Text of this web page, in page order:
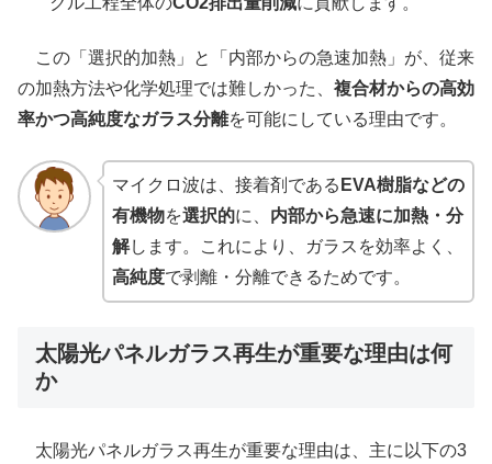
この「選択的加熱」と「内部からの急速加熱」が、従来
の加熱方法や化学処理では難しかった、 複合材からの高効
率かつ高純度なガラス分離を可能にしている理由です。
マイクロ波は、接着剤である EVA樹脂などの
有機物を選択的に、 内部から急速に加熱・分
解します。これにより、ガラスを効率よく、
高純度で剥離・分離できるためです。
太陽光パネルガラス再生が重要な理由は何
か
太陽光パネルガラス再生が重要な理由は、主に以下の3